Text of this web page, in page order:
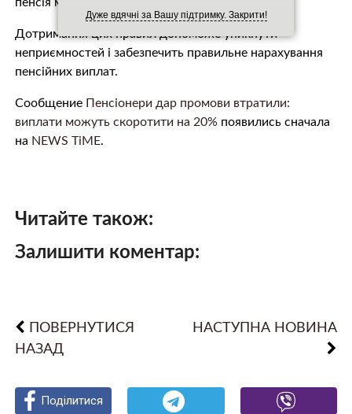
Дуже вдячні за Вашу підтримку. Закрити!
Дотримання цих правил допоможе уникнути
неприємностей і забезпечить правильне нарахування
пенсійних виплат.
Сообщение Пенсіонери дар промови втратили:
виплати можуть скоротити на 20% появились сначала
на NEWS TiME.
Читайте також:
Залишити коментар:
ПОВЕРНУТИСЯ
НАЗАД
НАСТУПНА НОВИНА
Поділитися